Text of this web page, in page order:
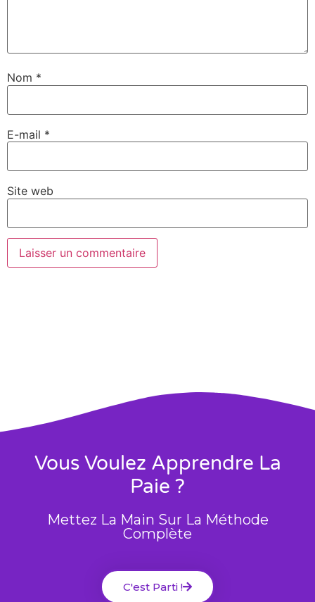
Nom *
E-mail *
Site web
Vous Voulez Apprendre La
Paie ?
Mettez La Main Sur La Méthode
Complète
C'est Parti !